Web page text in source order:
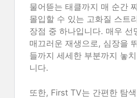
물어뜯는 태클까지 매 순간
몰입할 수 있는 고화질 스트
장점 중 하나입니다. 매우 선
매끄러운 재생으로, 심장을
들까지 세세한 부분까지 놓
니다.
또한, First TV는 간편한 탐